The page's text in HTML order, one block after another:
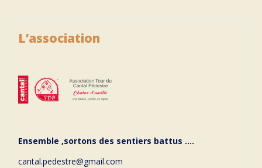
L’association
Ensemble ,sortons des sentiers battus ….
cantal.pedestre@gmail.com